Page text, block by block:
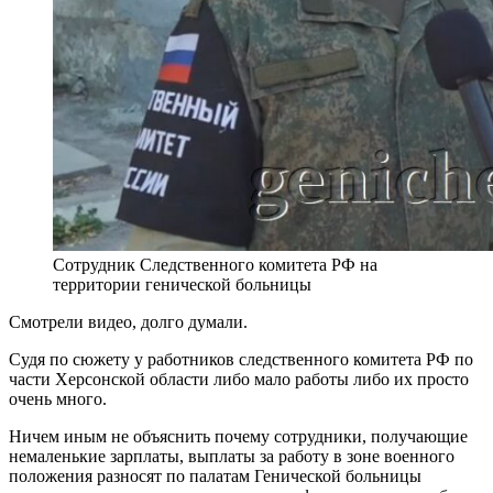
Сотрудник Следственного комитета РФ на
территории генической больницы
Смотрели видео, долго думали.
Судя по сюжету у работников следственного комитета РФ по
части Херсонской области либо мало работы либо их просто
очень много.
Ничем иным не объяснить почему сотрудники, получающие
немаленькие зарплаты, выплаты за работу в зоне военного
положения разносят по палатам Генической больницы